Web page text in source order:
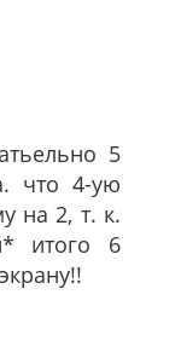
5
что 4-ую
на 2, т. к.
итого 6